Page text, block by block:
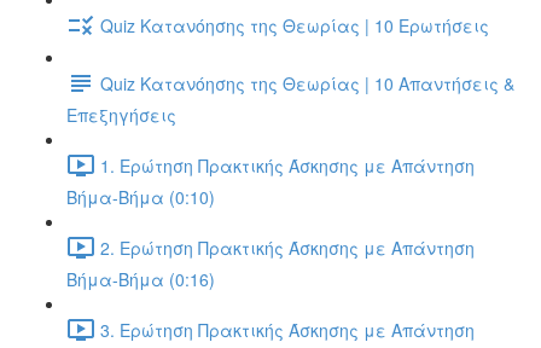
Quiz Κατανόησης της Θεωρίας | 10 Ερωτήσεις
Quiz Κατανόησης της Θεωρίας | 10 Απαντήσεις &
Επεξηγήσεις
1. Ερώτηση Πρακτικής Άσκησης με Απάντηση
Βήμα-Βήμα (0:10)
2. Ερώτηση Πρακτικής Άσκησης με Απάντηση
Βήμα-Βήμα (0:16)
3. Ερώτηση Πρακτικής Άσκησης με Απάντηση